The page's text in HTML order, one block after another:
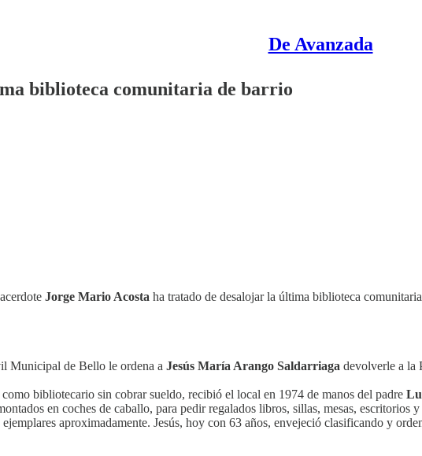
De Avanzada
biblioteca comunitaria de barrio
Jorge Mario Acosta ha tratado de desalojar la última biblioteca
Municipal de Bello le ordena a Jesús María Arango Saldarriaga devolverle a la
como bibliotecario sin cobrar sueldo, recibió el local en 1974 de manos del padre
en coches de caballo, para pedir regalados libros, sillas, mesas, escritorios
aproximadamente. Jesús, hoy con 63 años, envejeció clasificando y